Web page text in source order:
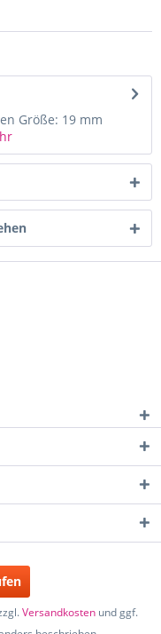
Größe: 19 mm
Versandkosten und ggf.